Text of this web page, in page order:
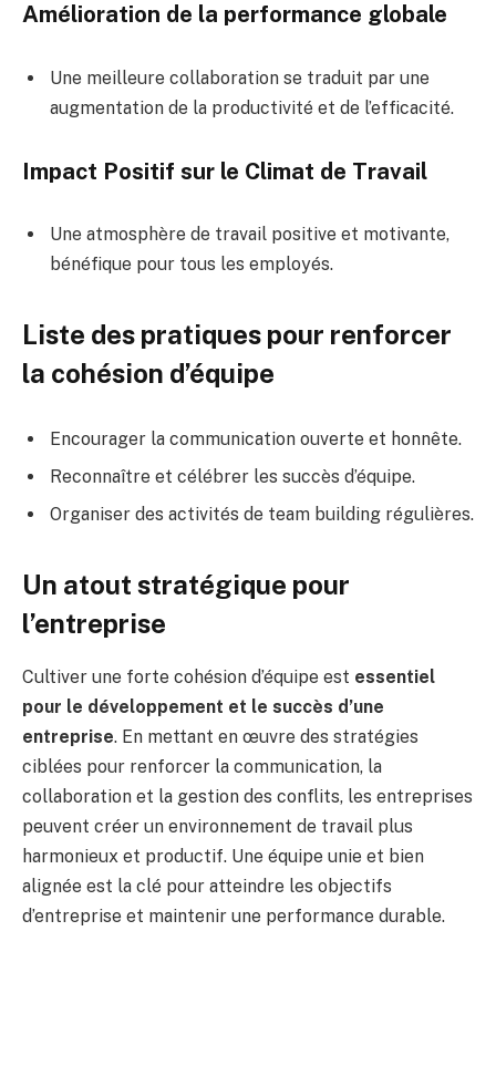
Amélioration de la performance globale
Une meilleure collaboration se traduit par une
augmentation de la productivité et de l’efficacité.
Impact Positif sur le Climat de Travail
Une atmosphère de travail positive et motivante,
bénéfique pour tous les employés.
Liste des pratiques pour renforcer
la cohésion d’équipe
Encourager la communication ouverte et honnête.
Reconnaître et célébrer les succès d’équipe.
Organiser des activités de team building régulières.
Un atout stratégique pour
l’entreprise
Cultiver une forte cohésion d’équipe est essentiel
pour le développement et le succès d’une
entreprise. En mettant en œuvre des stratégies
ciblées pour renforcer la communication, la
collaboration et la gestion des conflits, les entreprises
peuvent créer un environnement de travail plus
harmonieux et productif. Une équipe unie et bien
alignée est la clé pour atteindre les objectifs
d’entreprise et maintenir une performance durable.